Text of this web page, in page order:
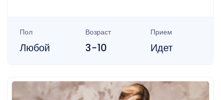
Пол
Любой
Возраст
3-10
Прием
Идет